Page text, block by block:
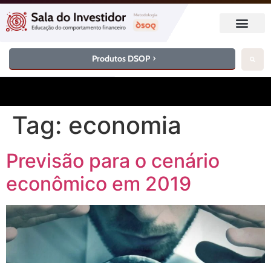
Produtos DSOP
Tag: economia
Previsão para o cenário
econômico em 2019